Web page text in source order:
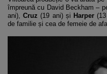
împreună cu David Beckham –
ani),Cruz (19 ani) și Harper
de familie și cea de femeie de